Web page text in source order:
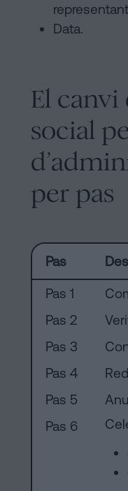
Data.
El
social
per pas
Pas
Pas 1
Pas 2
Pas 3
Pas 4
Pas 5
Pas 6